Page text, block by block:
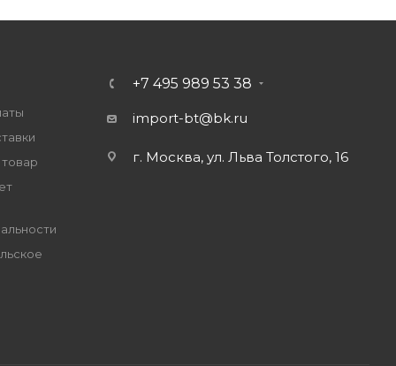
+7 495 989 53 38
import-bt@bk.ru
г. Москва, ул. Льва Толстого, 16